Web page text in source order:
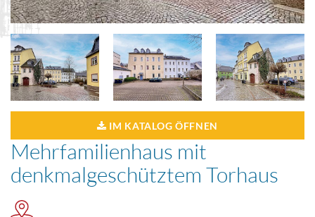
IM KATALOG ÖFFNEN
Mehrfamilienhaus mit
denkmalgeschütztem Torhaus